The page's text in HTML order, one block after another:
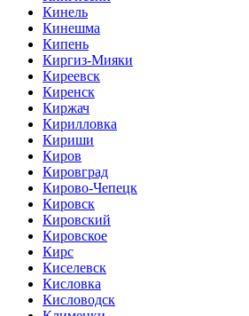
Кинель
Кинешма
Кипень
Киргиз-Мияки
Киреевск
Киренск
Киржач
Кирилловка
Кириши
Киров
Кировград
Кирово-Чепецк
Кировск
Кировский
Кировское
Кирс
Киселевск
Кисловка
Кисловодск